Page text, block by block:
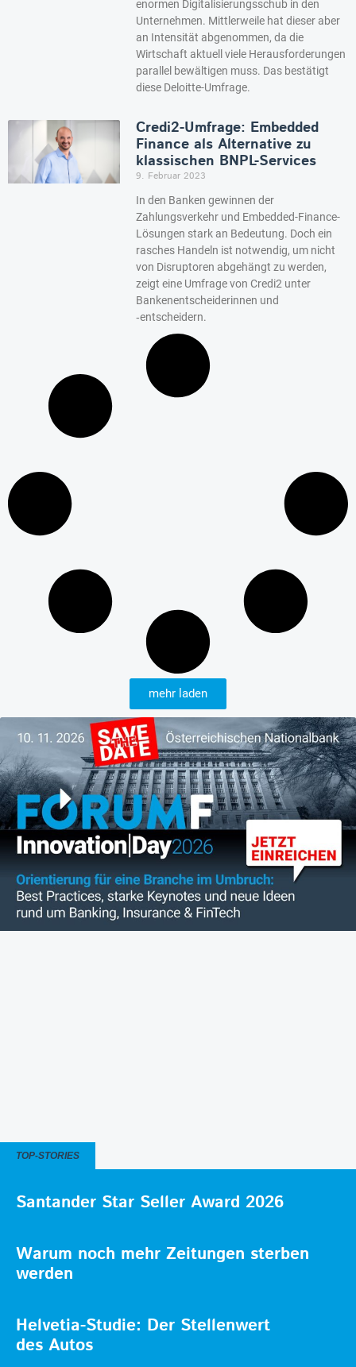
enormen Digitalisierungsschub in den
Unternehmen. Mittlerweile hat dieser aber
an Intensität abgenommen, da die
Wirtschaft aktuell viele Herausforderungen
parallel bewältigen muss. Das bestätigt
diese Deloitte-Umfrage.
Credi2-Umfrage: Embedded
Finance als Alternative zu
klassischen BNPL-Services
9. Februar 2023
In den Banken gewinnen der
Zahlungsverkehr und Embedded-Finance-
Lösungen stark an Bedeutung. Doch ein
rasches Handeln ist notwendig, um nicht
von Disruptoren abgehängt zu werden,
zeigt eine Umfrage von Credi2 unter
Bankenentscheiderinnen und
‑entscheidern.
mehr laden
TOP-STORIES
Santander Star Seller Award 2026
Warum noch mehr Zeitungen sterben
werden
Helvetia-Studie: Der Stellenwert
des Autos